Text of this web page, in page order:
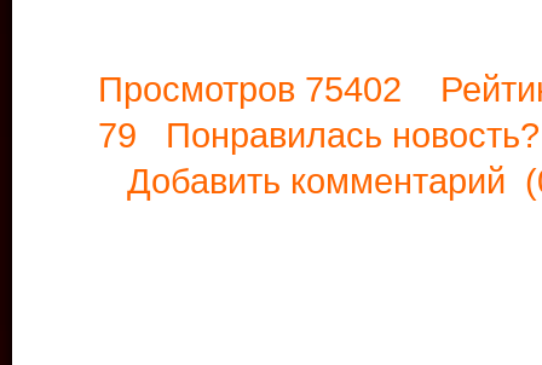
Просмотров 75402
79 Понравилась
Добавить комментарий